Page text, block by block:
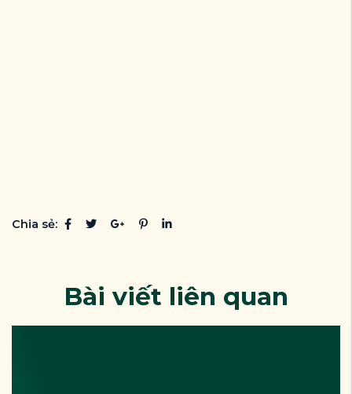
Chia sẻ:
Bài viết liên quan